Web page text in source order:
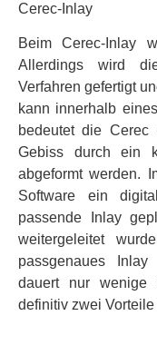
Cerec-Inlay
Beim Cerec-Inlay
Allerdings wird
Verfahren gefertigt
kann innerhalb
bedeutet die Cerec
Gebiss durch ein
abgeformt werden.
Software ein
passende Inlay
weitergeleitet
passgenaues
dauert nur wenige
definitiv zwei Vorteile